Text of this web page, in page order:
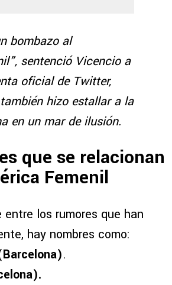
bombazo al
sentenció Vicencio a
oficial de Twitter,
hizo estallar a la
en un mar de ilusión.
que se relacionan
Femenil
entre los rumores que han
hay nombres como:
.